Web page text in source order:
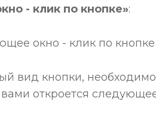
- клик по кнопке»:
вид кнопки,
откроется